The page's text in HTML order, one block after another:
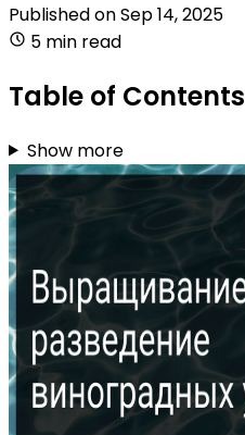
Published onSep 14, 2025
5 min read
Table of Contents
Show more